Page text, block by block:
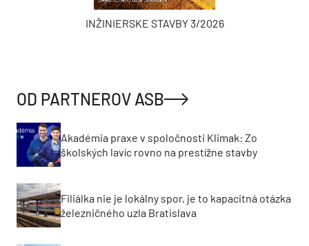
INŽINIERSKE STAVBY 3/2026
OD PARTNEROV ASB
Akadémia praxe v spoločnosti Klimak: Zo
školských lavíc rovno na prestížne stavby
Filiálka nie je lokálny spor, je to kapacitná otázka
železničného uzla Bratislava